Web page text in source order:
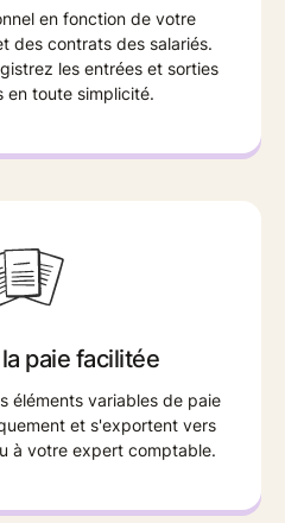
en fonction de votre
des contrats des salariés.
les entrées et sorties
en toute simplicité.
paie facilitée
éléments variables de paie
et s'exportent vers
à votre expert comptable.